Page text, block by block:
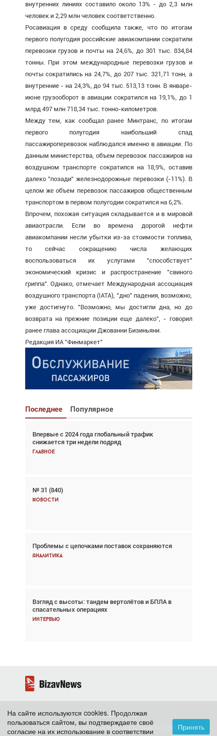
внутренних линиях составило около 13% - до 2,3 млн
человек и 2,29 млн человек соответственно.
Росавиация в среду сообщила также, что по итогам
первого полугодия российские авиакомпании сократили
перевозки грузов и почты на 24,6%, до 301 тыс. 834,84
тонны. При этом международные перевозки грузов и
почты сократились на 24,7%, до 207 тыс. 321,71 тонн, а
внутренние - на 24,3%, до 94 тыс. 513,13 тонн. В январе-
июне грузооборот в авиации сократился на 19,1%, до 1
млрд 497 млн 718,34 тыс. тонно-километров.
Между тем, как сообщал ранее Минтранс, по итогам
первого полугодия наибольший спад
пассажироперевозок наблюдался именно в авиации. По
данным министерства, объем перевозок пассажиров на
воздушном транспорте сократился на 18,9%, оставив
далеко "позади" железнодорожные перевозки (-11%). В
целом же объем перевозок пассажиров общественным
транспортом в первом полугодии сократился на 6,2%.
Впрочем, похожая ситуация складывается и в мировой
авиаотрасли. Если во времена дорогой нефти
авиакомпании несли убытки из-за стоимости топлива,
то сейчас сокращению числа желающих
воспользоваться их услугами "способствует"
экономический кризис и распространение "свиного
гриппа". Однако, отмечает Международная ассоциация
воздушного транспорта (IATA), "дно" падения, возможно,
уже достигнуто. "Возможно, мы достигли дна, но до
возврата на прежние позиции еще далеко", - говорил
ранее глава ассоциации Джованни Бизиньяни.
Редакция ИА "Финмаркет"
Последнее Популярное
Впервые с 2024 года глобальный трафик
снижается три недели подряд
Главное
№ 31 (840)
Новости
Проблемы с цепочками поставок сохраняются
Аналитика
Взгляд с высоты: тандем вертолётов и БПЛА в
спасательных операциях
Интервью
Взгляд с высоты: тандем вертолётов и БПЛА в
спасательных операциях
Главное
Авиационный фотограф Дэйв Кох: «Фотография
говорит сама за себя... а ИИ всё портит»
Впервые с 2024 года глобальный трафик
снижается три недели подряд
Частный самолёт – это актив. Подходите к
покупке соответствующим образом
Интервью
2026 ©BizavNews
Копирование контента и размещение на других
На сайте используются cookies. Продолжая
пользоваться сайтом, вы подтверждаете своё
согласие на их использование в соответствии
Принять